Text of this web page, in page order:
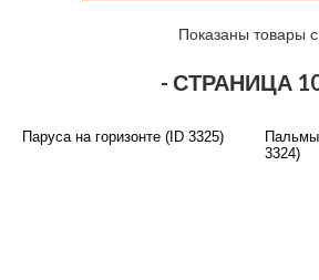
Еда и напитки
Показаны товары
- СТРАНИЦА
Паруса на горизонте (ID 3325)
Пальмы
3324)